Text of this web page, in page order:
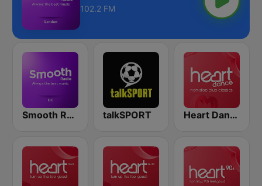
102.2 FM
Smooth Radio UK talkSPORT Heart Dance